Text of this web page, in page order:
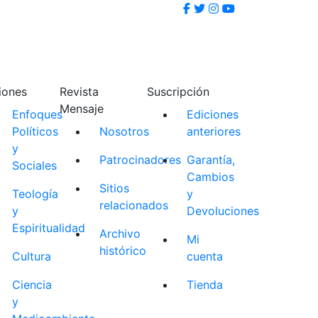
Enfoques
Políticos
y
Sociales
Teología
y
Espiritualidad
Cultura
Ciencia
y
Revista
Mensaje
Nosotros
Patrocinadores
Sitios
relacionados
Archivo
histórico
Suscripción
Ediciones
anteriores
Garantía,
Cambios
y
Devoluciones
Mi
cuenta
Tienda